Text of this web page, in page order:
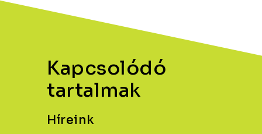
Kapcsolódó
tartalmak
Híreink